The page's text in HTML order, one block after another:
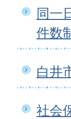
同一
件数
白井
社会